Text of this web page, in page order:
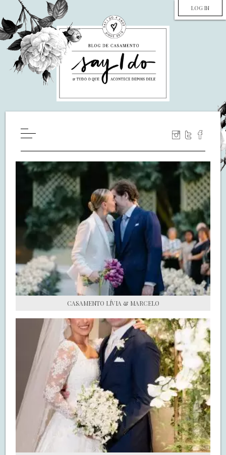
LOG IN
WILL YOU MARRY ME?
LUA DE MEL
COZINHA
DECORAÇÃO
DE NOIVA PRA NOIVA
S.O.S CASADAS
FALE COM O SAY I DO
CASAMENTO LÍVIA & MARCELO